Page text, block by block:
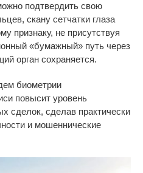
подтвердить свою
скану сетчатки глаза
признаку, не присутствуя
«бумажный» путь через
орган сохраняется.
биометрии
повысит уровень
сделок, сделав практически
и мошеннические